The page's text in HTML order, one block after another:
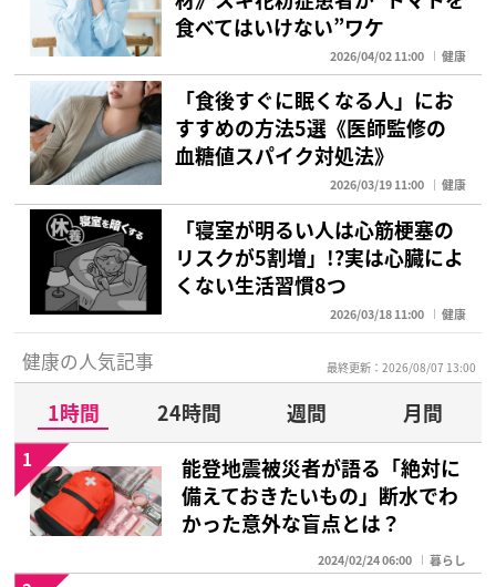
食べてはいけない”ワケ
2026/04/02 11:00 健康
「食後すぐに眠くなる人」にお
すすめの方法5選《医師監修の
血糖値スパイク対処法》
2026/03/19 11:00 健康
「寝室が明るい人は心筋梗塞の
リスクが5割増」!?実は心臓によ
くない生活習慣8つ
2026/03/18 11:00 健康
健康の人気記事 最終更新：2026/08/07 13:00
1時間 24時間 週間
月間
能登地震被災者が語る「絶対に
備えておきたいもの」断水でわ
かった意外な盲点とは？
2024/02/24 06:00 暮らし
1